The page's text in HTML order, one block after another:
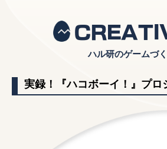
ハル研のゲームづ
実録！『ハコボーイ！』プロ